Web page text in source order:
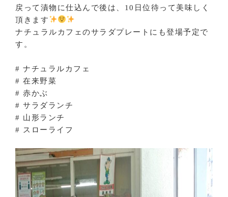
戻って漬物に仕込んで後は、10日位待って美味しく
頂きます
ナチュラルカフェのサラダプレートにも登場予定で
す。
# ナチュラルカフェ
# 在来野菜
# 赤かぶ
# サラダランチ
# 山形ランチ
# スローライフ